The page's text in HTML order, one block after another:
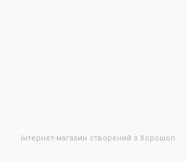
Інтернет-магазин створений з Хорошоп